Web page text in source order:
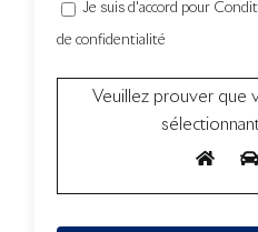
Je suis d'accord pour
de confidentialité
Veuillez prouver que